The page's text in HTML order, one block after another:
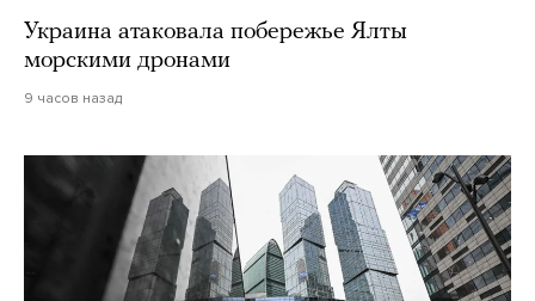
Украина атаковала побережье Ялты
морскими дронами
9 часов назад